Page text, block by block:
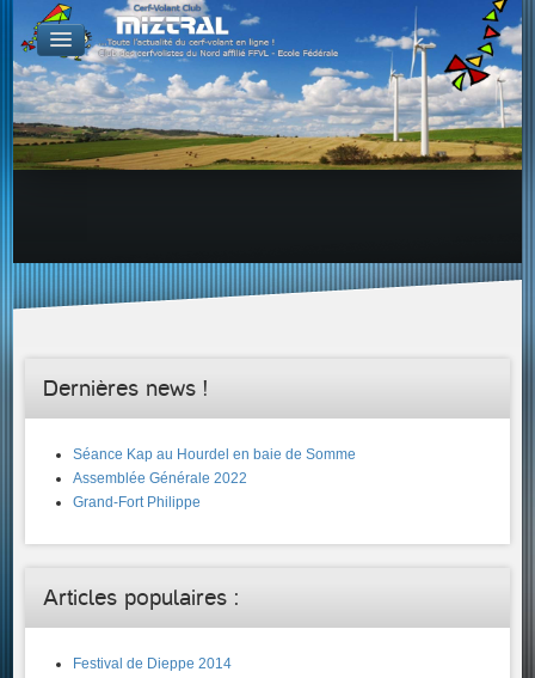
De par le monde
GALERIES
Galerie Photo
Galerie KAP
Galerie Vidéo
Proposer un lien sur votre site Web
Proposer un nouveau lien !
Dernières news !
Séance Kap au Hourdel en baie de Somme
Assemblée Générale 2022
Grand-Fort Philippe
Articles populaires :
Festival de Dieppe 2014